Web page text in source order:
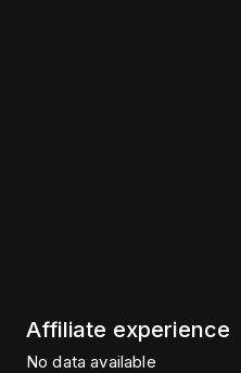
Affiliate experience
No data available